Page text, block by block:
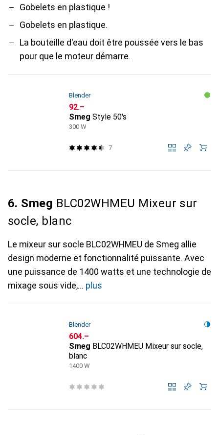
Gobelets en plastique !
Gobelets en plastique.
La bouteille d'eau doit être poussée vers le bas
pour que le moteur démarre.
Blender
CHF
92.–
Smeg Style 50's
300 W
7
6. Smeg BLC02WHMEU Mixeur sur
socle, blanc
Le mixeur sur socle BLC02WHMEU de Smeg allie
design moderne et fonctionnalité puissante. Avec
une puissance de 1400 watts et une technologie de
mixage sous vide,
plus
Blender
CHF
604.–
Smeg BLC02WHMEU Mixeur sur socle,
blanc
1400 W